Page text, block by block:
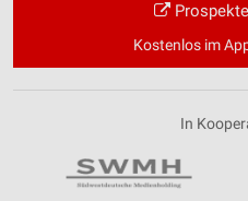
Kostenlos im
In